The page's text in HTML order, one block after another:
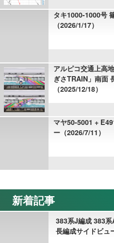
タキ1000-1000号
（2026/1/17）
アルピコ交通上高
ぎさTRAIN」南面
（2025/12/18）
マヤ50-5001 +
ー（2026/7/11）
新着記事
383系J編成 383系
長編成サイドビュ